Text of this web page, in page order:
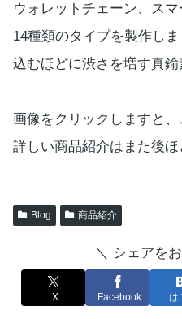
ウォレットチェーン、ス
14種類のタイプを製作し
込むほどに渋さを増す真鍮
画像をクリックしますと、
詳しい商品紹介はまた後ほ
Blog 商品紹介
＼ シェアを
X Facebook は